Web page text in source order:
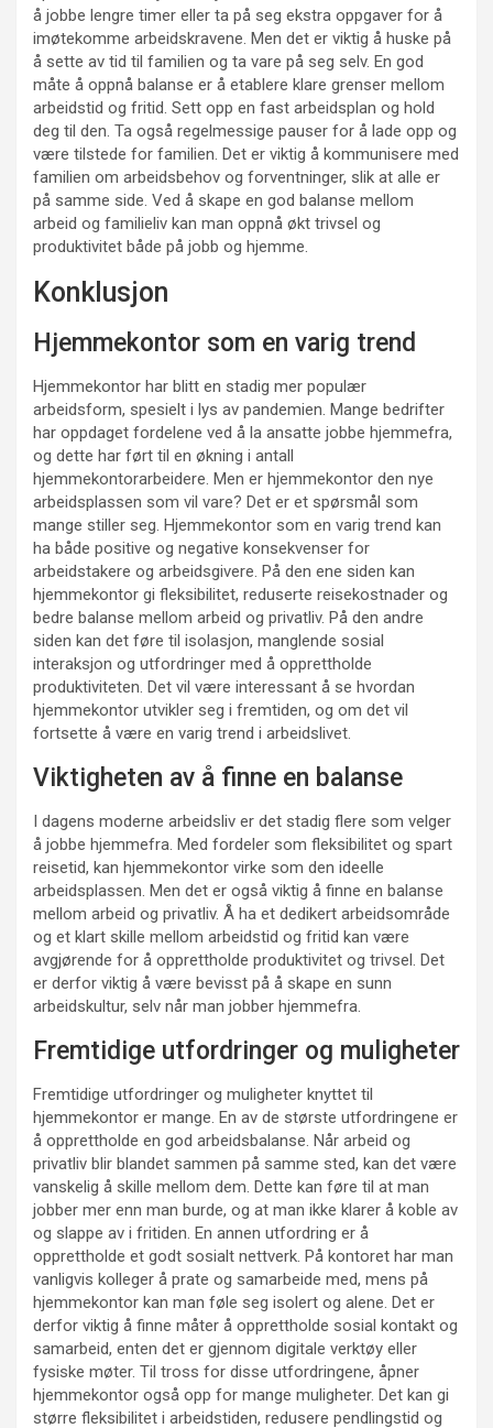
å jobbe lengre timer eller ta på seg ekstra oppgaver for å
imøtekomme arbeidskravene. Men det er viktig å huske på
å sette av tid til familien og ta vare på seg selv. En god
måte å oppnå balanse er å etablere klare grenser mellom
arbeidstid og fritid. Sett opp en fast arbeidsplan og hold
deg til den. Ta også regelmessige pauser for å lade opp og
være tilstede for familien. Det er viktig å kommunisere med
familien om arbeidsbehov og forventninger, slik at alle er
på samme side. Ved å skape en god balanse mellom
arbeid og familieliv kan man oppnå økt trivsel og
produktivitet både på jobb og hjemme.
Konklusjon
Hjemmekontor som en varig trend
Hjemmekontor har blitt en stadig mer populær
arbeidsform, spesielt i lys av pandemien. Mange bedrifter
har oppdaget fordelene ved å la ansatte jobbe hjemmefra,
og dette har ført til en økning i antall
hjemmekontorarbeidere. Men er hjemmekontor den nye
arbeidsplassen som vil vare? Det er et spørsmål som
mange stiller seg. Hjemmekontor som en varig trend kan
ha både positive og negative konsekvenser for
arbeidstakere og arbeidsgivere. På den ene siden kan
hjemmekontor gi fleksibilitet, reduserte reisekostnader og
bedre balanse mellom arbeid og privatliv. På den andre
siden kan det føre til isolasjon, manglende sosial
interaksjon og utfordringer med å opprettholde
produktiviteten. Det vil være interessant å se hvordan
hjemmekontor utvikler seg i fremtiden, og om det vil
fortsette å være en varig trend i arbeidslivet.
Viktigheten av å finne en balanse
I dagens moderne arbeidsliv er det stadig flere som velger
å jobbe hjemmefra. Med fordeler som fleksibilitet og spart
reisetid, kan hjemmekontor virke som den ideelle
arbeidsplassen. Men det er også viktig å finne en balanse
mellom arbeid og privatliv. Å ha et dedikert arbeidsområde
og et klart skille mellom arbeidstid og fritid kan være
avgjørende for å opprettholde produktivitet og trivsel. Det
er derfor viktig å være bevisst på å skape en sunn
arbeidskultur, selv når man jobber hjemmefra.
Fremtidige utfordringer og muligheter
Fremtidige utfordringer og muligheter knyttet til
hjemmekontor er mange. En av de største utfordringene er
å opprettholde en god arbeidsbalanse. Når arbeid og
privatliv blir blandet sammen på samme sted, kan det være
vanskelig å skille mellom dem. Dette kan føre til at man
jobber mer enn man burde, og at man ikke klarer å koble av
og slappe av i fritiden. En annen utfordring er å
opprettholde et godt sosialt nettverk. På kontoret har man
vanligvis kolleger å prate og samarbeide med, mens på
hjemmekontor kan man føle seg isolert og alene. Det er
derfor viktig å finne måter å opprettholde sosial kontakt og
samarbeid, enten det er gjennom digitale verktøy eller
fysiske møter. Til tross for disse utfordringene, åpner
hjemmekontor også opp for mange muligheter. Det kan gi
større fleksibilitet i arbeidstiden, redusere pendlingstid og